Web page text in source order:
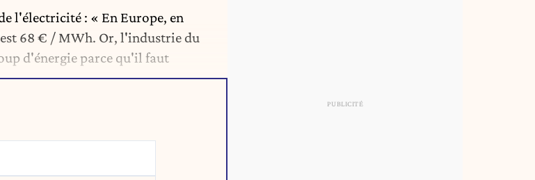
l'électricité : « En Europe, en
68 € / MWh. Or, l'industrie du
d'énergie parce qu'il faut